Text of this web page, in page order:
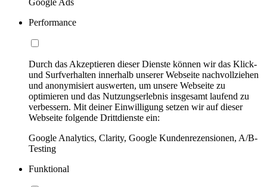
Performance
Durch das Akzeptieren dieser Dienste können wir das Klick-
und Surfverhalten innerhalb unserer Webseite nachvollziehen
und anonymisiert auswerten, um unsere Webseite zu
optimieren und das Nutzungserlebnis insgesamt laufend zu
verbessern. Mit deiner Einwilligung setzen wir auf dieser
Webseite folgende Drittdienste ein:
Google Analytics, Clarity, Google Kundenrezensionen, A/B-
Testing
Funktional